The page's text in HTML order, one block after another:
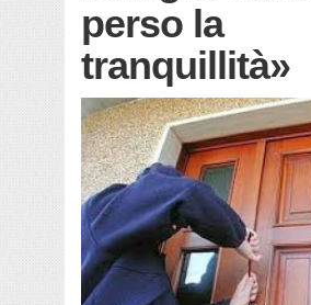
perso la
tranquillità»